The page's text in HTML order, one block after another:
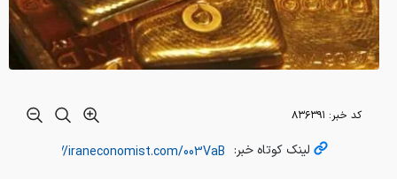
کد خبر: ۸۳۶۳۹۱
لینک کوتاه خبر: